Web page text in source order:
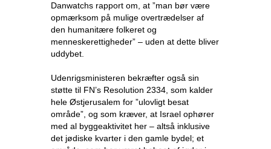
Danwatchs rapport om, at ”man bør være
opmærksom på mulige overtrædelser af
den humanitære folkeret og
menneskerettigheder” – uden at dette bliver
uddybet.
Udenrigsministeren bekræfter også sin
støtte til FN’s Resolution 2334, som kalder
hele Østjerusalem for ”ulovligt besat
område”, og som kræver, at Israel ophører
med al byggeaktivitet her – altså inklusive
det jødiske kvarter i den gamle bydel; et